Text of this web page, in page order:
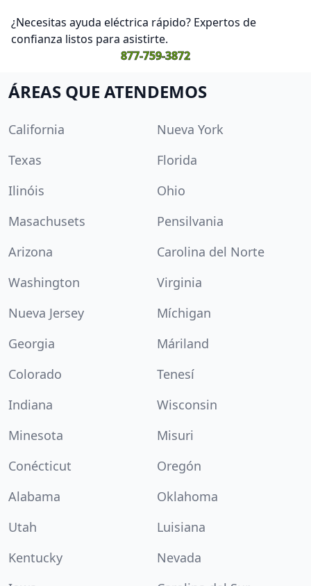
¿Necesitas ayuda eléctrica rápido? Expertos de
confianza listos para asistirte.
877-759-3872
ÁREAS QUE ATENDEMOS
California
Nueva York
Texas
Florida
Ilinóis
Ohio
Masachusets
Pensilvania
Arizona
Carolina del Norte
Washington
Virginia
Nueva Jersey
Míchigan
Georgia
Máriland
Colorado
Tenesí
Indiana
Wisconsin
Minesota
Misuri
Conécticut
Oregón
Alabama
Oklahoma
Utah
Luisiana
Kentucky
Nevada